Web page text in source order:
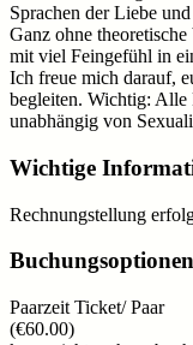
Sprachen der Liebe
Ganz ohne
mit viel Feingefühl in
Ich freue mich darauf,
begleiten. Wichtig: Alle
unabhängig von
Wichtige
Rechnungstellung
Buchungsoptionen
Paarzeit Ticket/ Paar
(€60.00)